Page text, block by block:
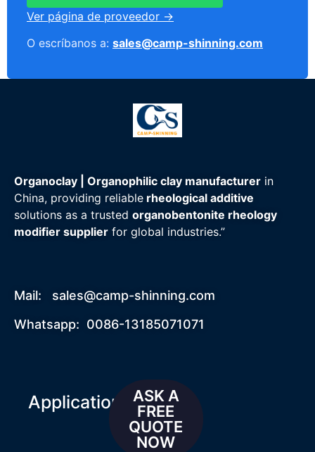
Ver página de proveedor →
O escríbanos a: sales@camp-shinning.com
Organoclay | Organophilic clay manufacturer in
China, providing reliable rheological additive
solutions as a trusted organobentonite rheology
modifier supplier for global industries.”
Mail: sales@camp-shinning.com
Whatsapp: 0086-13185071071
Applications
ASK A
FREE
QUOTE
NOW